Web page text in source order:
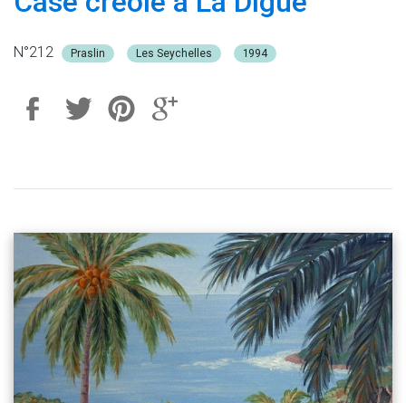
N°212 Praslin Les Seychelles 1994